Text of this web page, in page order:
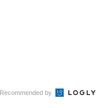
Recommended by